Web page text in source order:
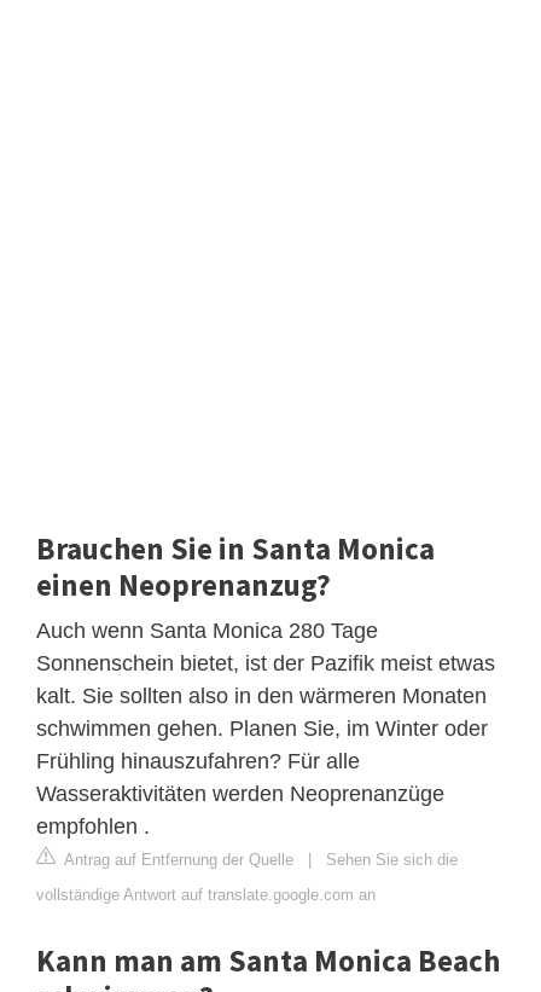
Brauchen Sie in Santa Monica
einen Neoprenanzug?
Auch wenn Santa Monica 280 Tage
Sonnenschein bietet, ist der Pazifik meist etwas
kalt. Sie sollten also in den wärmeren Monaten
schwimmen gehen. Planen Sie, im Winter oder
Frühling hinauszufahren? Für alle
Wasseraktivitäten werden Neoprenanzüge
empfohlen .
Antrag auf Entfernung der Quelle | Sehen Sie sich die
vollständige Antwort auf translate.google.com an
Kann man am Santa Monica Beach